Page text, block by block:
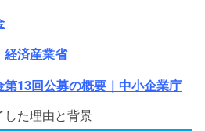
経済産業省
第13回公募の概要｜中小企業庁
した理由と背景